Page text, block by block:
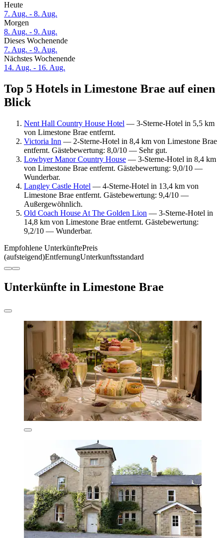
Heute
7. Aug. - 8. Aug.
Morgen
8. Aug. - 9. Aug.
Dieses Wochenende
7. Aug. - 9. Aug.
Nächstes Wochenende
14. Aug. - 16. Aug.
Top 5 Hotels in Limestone Brae auf einen
Blick
Nent Hall Country House Hotel — 3-Sterne-Hotel in 5,5 km
von Limestone Brae entfernt.
Victoria Inn — 2-Sterne-Hotel in 8,4 km von Limestone Brae
entfernt. Gästebewertung: 8,0/10 — Sehr gut.
Lowbyer Manor Country House — 3-Sterne-Hotel in 8,4 km
von Limestone Brae entfernt. Gästebewertung: 9,0/10 —
Wunderbar.
Langley Castle Hotel — 4-Sterne-Hotel in 13,4 km von
Limestone Brae entfernt. Gästebewertung: 9,4/10 —
Außergewöhnlich.
Old Coach House At The Golden Lion — 3-Sterne-Hotel in
14,8 km von Limestone Brae entfernt. Gästebewertung:
9,2/10 — Wunderbar.
Empfohlene UnterkünftePreis
(aufsteigend)EntfernungUnterkunftsstandard
Unterkünfte in Limestone Brae